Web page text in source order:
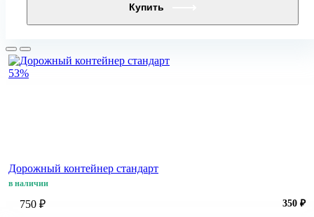
53%
Дорожный контейнер стандарт
в наличии
750 ₽ 350 ₽